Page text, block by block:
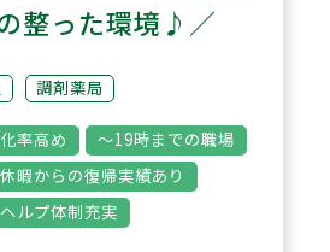
3
方からでもキャリア
境】
い方も応募可能。現
積みながら、リクル
など＋αの業務チャ
整った環境♪／
調剤薬局
率高め
～19時までの職場
暇からの復帰実績あり
ヘルプ体制充実